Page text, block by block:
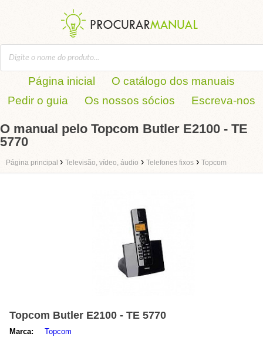
Página inicial
O catálogo dos manuais
Pedir o guia
Os nossos sócios Escreva-nos
O manual pelo Topcom Butler E2100 - TE
5770
Página principal › Televisão, vídeo, áudio › Telefones fixos › Topcom
Topcom Butler E2100 - TE 5770
Marca:
Topcom